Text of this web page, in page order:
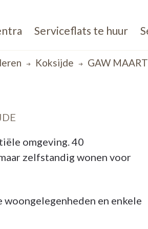
Serviceflats te huur
Koksijde GAW
omgeving. 40
zelfstandig wonen voor
en enkele